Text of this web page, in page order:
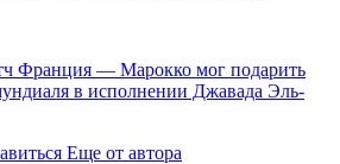
Франция — Марокко мог подарить
в исполнении Джавада Эль-
Еще от автора